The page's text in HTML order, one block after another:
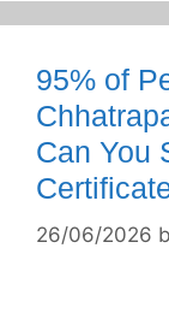
95% of
Can You
26/06/2026